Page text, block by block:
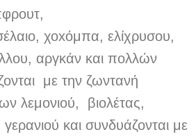
χοxόμπα, ελίχρυσου,
αργκάν και πολλών
με την ζωντανή
λεμονιού, βιολέτας,
και συνδυάζονται με